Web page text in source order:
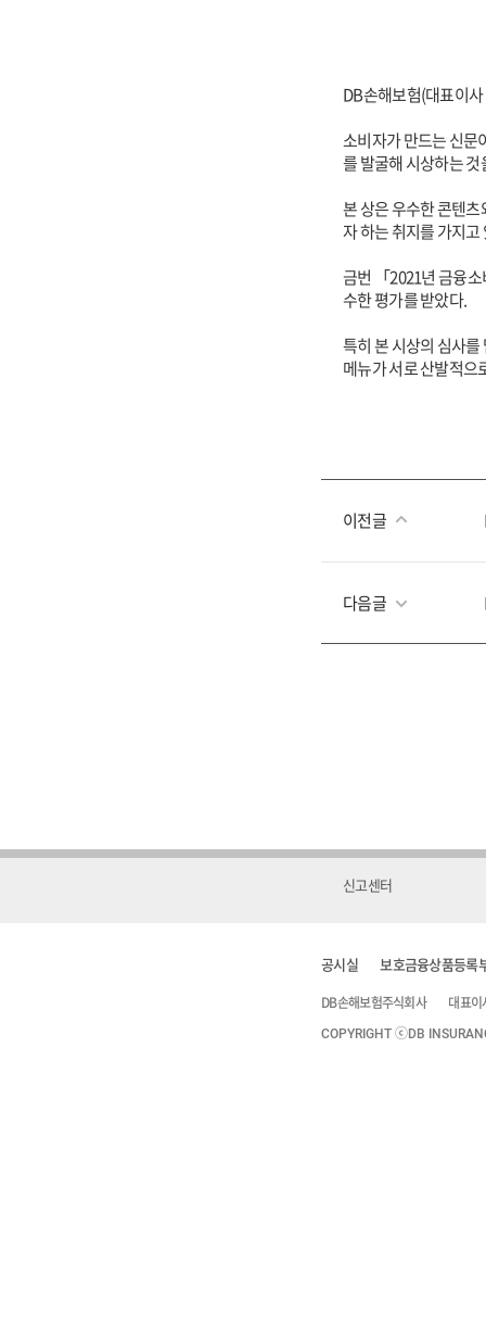
DB손해보험(대표이
소비자가 만드는 신문
를 발굴해 시상하는
본 상은 우수한 콘텐
자 하는 취지를 가지
금번 「2021년 금융
수한 평가를 받았다.
특히 본 시상의 심사
메뉴가 서로 산발적으
이전글
다음글
신고센터
공시실 보호금융상품등록
DB손해보험주식회사 대표이
COPYRIGHT ⓒDB